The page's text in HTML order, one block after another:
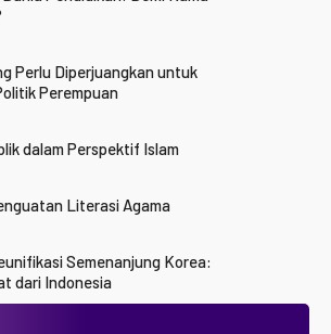
Perlu Diperjuangkan untuk
Perempuan
dalam Perspektif Islam
Literasi Agama
Semenanjung Korea:
dari Indonesia